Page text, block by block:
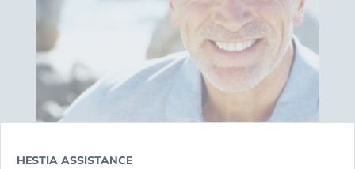
HESTIA ASSISTANCE